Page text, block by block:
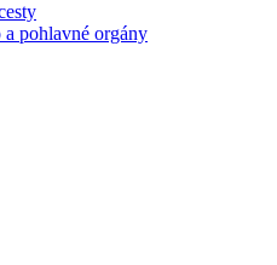
pohlavné orgány